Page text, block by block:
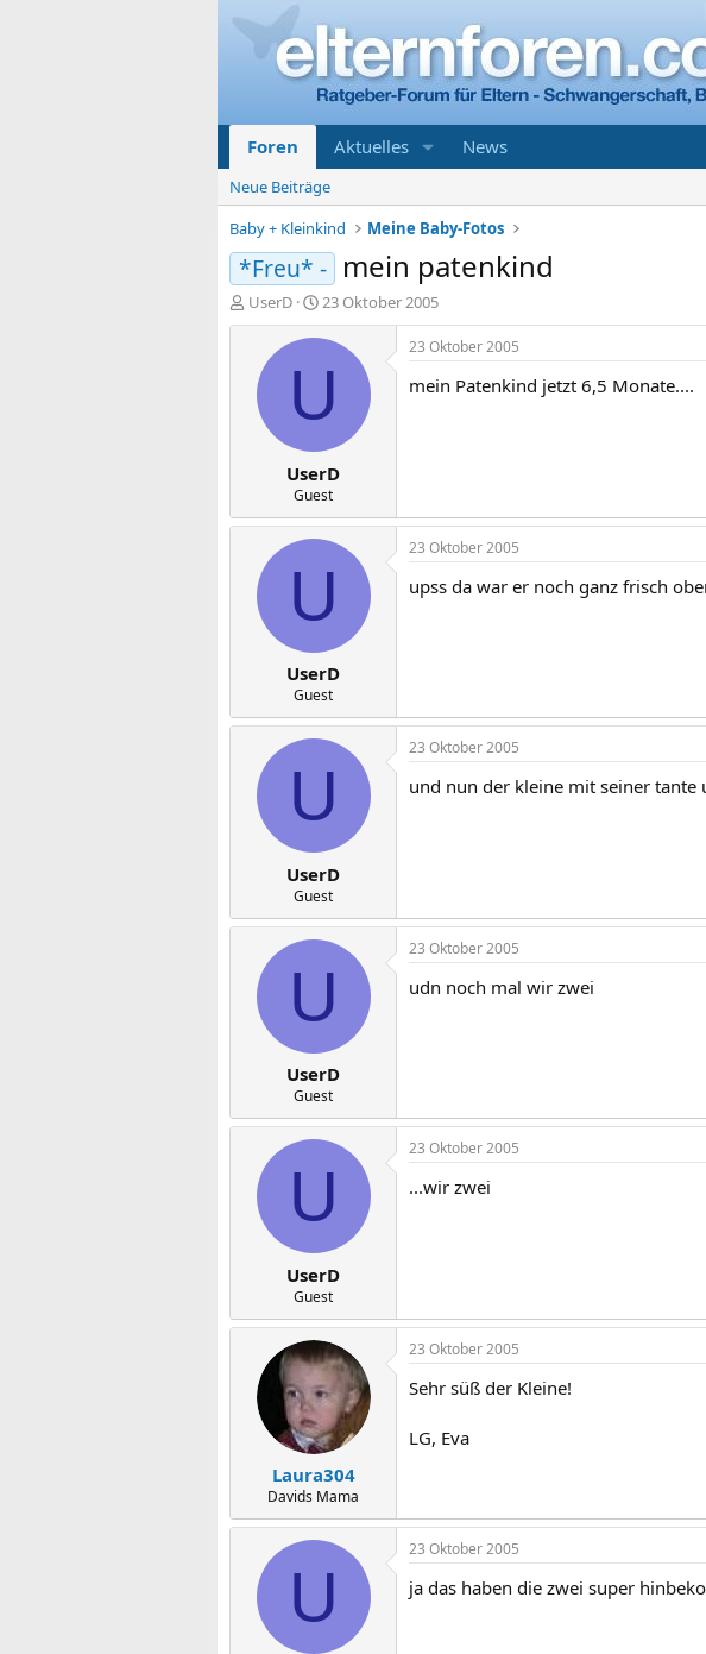
Foren Aktuelles News
Neue Beiträge
Baby + Kleinkind
Meine Baby-Fotos
*Freu* - mein patenkind
E
r
UserD
E
r
s
l
t
a
m
23 Oktober 2005
U
UserD
Guest
23 Oktober 2005
mein Patenkind jetzt 6,5 Monate....
U
UserD
Guest
23 Oktober 2005
upss da war er noch ganz frisch
U
UserD
Guest
23 Oktober 2005
und nun der kleine mit seiner tante
U
UserD
Guest
23 Oktober 2005
udn noch mal wir zwei
U
UserD
Guest
23 Oktober 2005
...wir zwei
Laura304
Davids Mama
23 Oktober 2005
Sehr süß der Kleine!
LG, Eva
U
23 Oktober 2005
ja das haben die zwei super